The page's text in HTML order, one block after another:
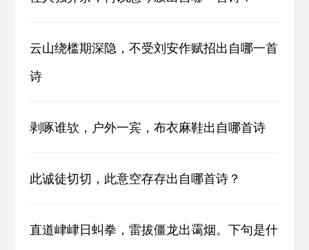
云山绕槛期深隐，不受刘安作赋招出自哪一首
诗
剥啄谁欤，户外一宾，布衣麻鞋出自哪首诗
此诚徒切切，此意空存存出自哪首诗？
直道峍峍日虯拳，雷拔僵龙出霭烟。下句是什